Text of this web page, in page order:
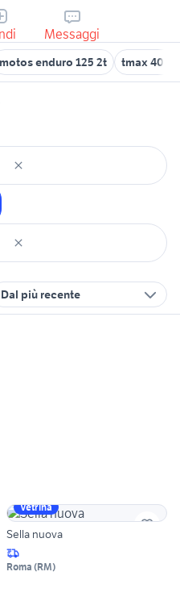
Messaggi
motos enduro 125 2t tmax 400
Dal più recente
Vetrina
Sella nuova
Roma (RM)